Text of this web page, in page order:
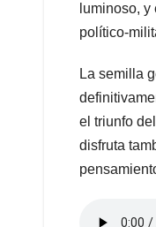
luminoso,
político-
La semilla
el triunfo
disfruta